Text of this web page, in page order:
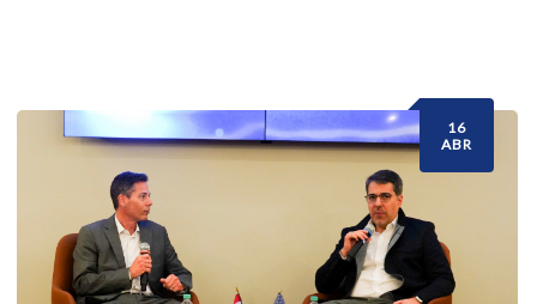
16
ABR